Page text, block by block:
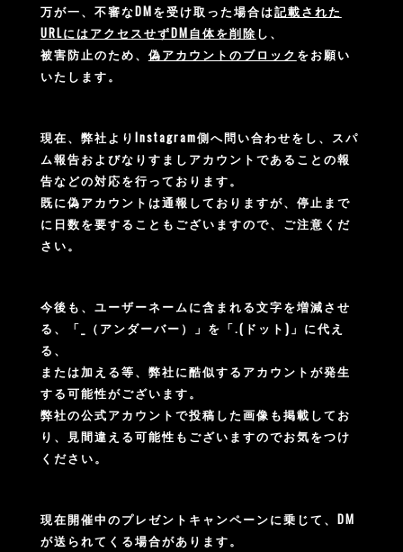
万が一、不審なDMを受け取った場合は記載された
URLにはアクセスせずDM自体を削除 し、
被害防止のため、 偽アカウントのブロック をお願い
いたします。
現在、弊社よりInstagram側へ問い合わせをし、スパ
ム報告およびなりすましアカウントであることの報
告などの対応を行っております。
既に偽アカウントは通報しておりますが、停止まで
に日数を要することもございますので、ご注意くだ
さい。
今後も、ユーザーネームに含まれる文字を増減させ
る、「_（アンダーバー）」を「.(ドット)」に代え
る、
または加える等、弊社に酷似するアカウントが発生
する可能性がございます。
弊社の公式アカウントで投稿した画像も掲載してお
り、見間違える可能性もございますのでお気をつけ
ください。
現在開催中のプレゼントキャンペーンに乗じて、DM
が送られてくる場合があります。